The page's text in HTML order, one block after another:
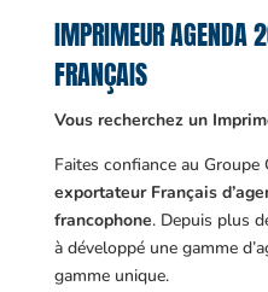
IMPRIMEUR
FRANÇAIS
Vous recherchez un
Faites confiance au Groupe
exportateur Français
francophone. Depuis plus
à développé une gamme
gamme unique.